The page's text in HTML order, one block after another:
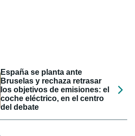
España se planta ante
Bruselas y rechaza retrasar
los objetivos de emisiones: el
coche eléctrico, en el centro
del debate